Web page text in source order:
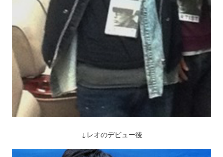
↓レオのデビュー後